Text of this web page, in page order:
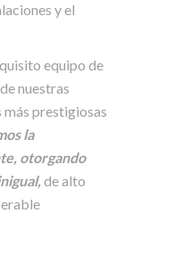
y el
equipo de
nuestras
más prestigiosas
la
otorgando
de alto